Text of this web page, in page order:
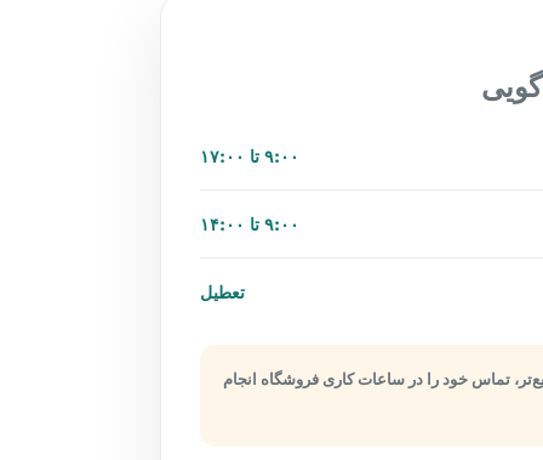
۹:۰۰ تا ۱۷:۰۰
۹:۰۰ تا ۱۴:۰۰
تعطیل
تماس خود را در ساعات کاری فروشگاه انجام